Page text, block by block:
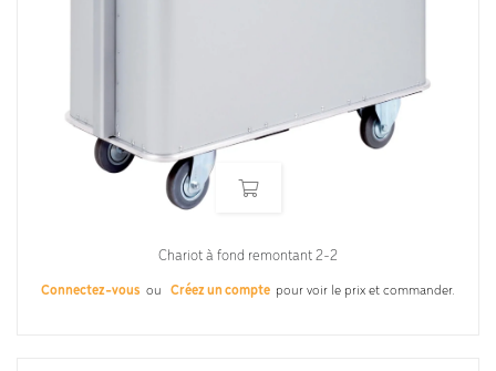
Chariot à fond remontant 2-2
Connectez-vous ou Créez un compte pour voir le prix et commander.